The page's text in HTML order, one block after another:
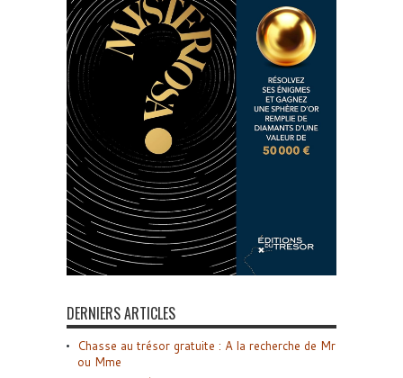
DERNIERS ARTICLES
Chasse au trésor gratuite : A la recherche de Mr
ou Mme